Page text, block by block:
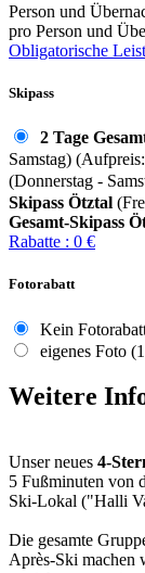
Person und
pro Person und
Obligatorische
Skipass
2 Tage
Samstag)
(Donnerstag -
Skipass Ötztal
Gesamt-Skipass
Rabatte : 0 €
Fotorabatt
Kein
eigenes Foto
Weitere
Unser neues 4-
5 Fußminuten von
Ski-Lokal ("Halli
Die gesamte
Après-Ski machen